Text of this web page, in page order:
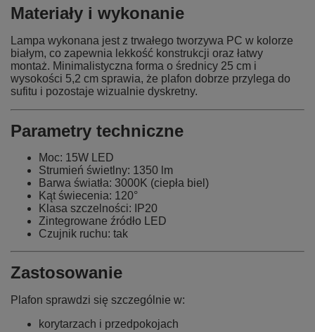
Materiały i wykonanie
Lampa wykonana jest z trwałego tworzywa PC w kolorze
białym, co zapewnia lekkość konstrukcji oraz łatwy
montaż. Minimalistyczna forma o średnicy 25 cm i
wysokości 5,2 cm sprawia, że plafon dobrze przylega do
sufitu i pozostaje wizualnie dyskretny.
Parametry techniczne
Moc: 15W LED
Strumień świetlny: 1350 lm
Barwa światła: 3000K (ciepła biel)
Kąt świecenia: 120°
Klasa szczelności: IP20
Zintegrowane źródło LED
Czujnik ruchu: tak
Zastosowanie
Plafon sprawdzi się szczególnie w:
korytarzach i przedpokojach